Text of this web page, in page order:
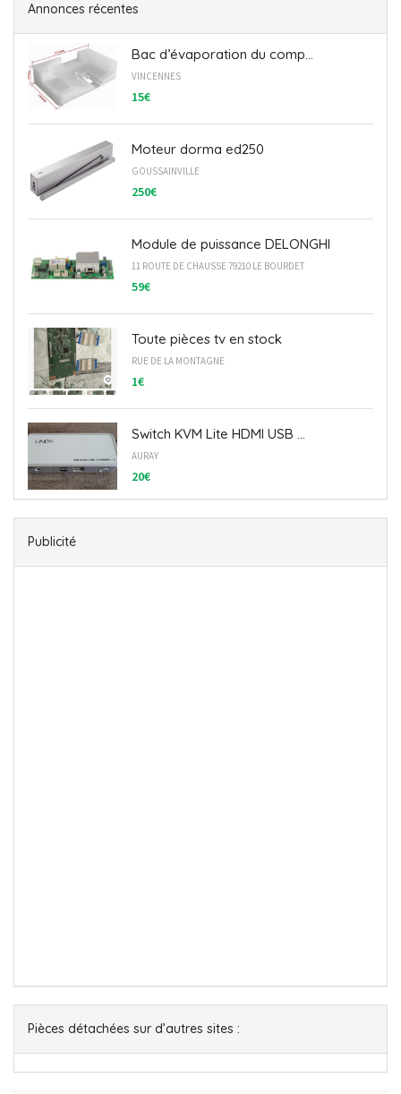
Annonces récentes
Bac d’évaporation du comp...
VINCENNES
15€
Moteur dorma ed250
GOUSSAINVILLE
250€
Module de puissance DELONGHI
11 ROUTE DE CHAUSSE 79210 LE BOURDET
59€
Toute pièces tv en stock
RUE DE LA MONTAGNE
1€
Switch KVM Lite HDMI USB ...
AURAY
20€
Publicité
Pièces détachées sur d’autres sites :